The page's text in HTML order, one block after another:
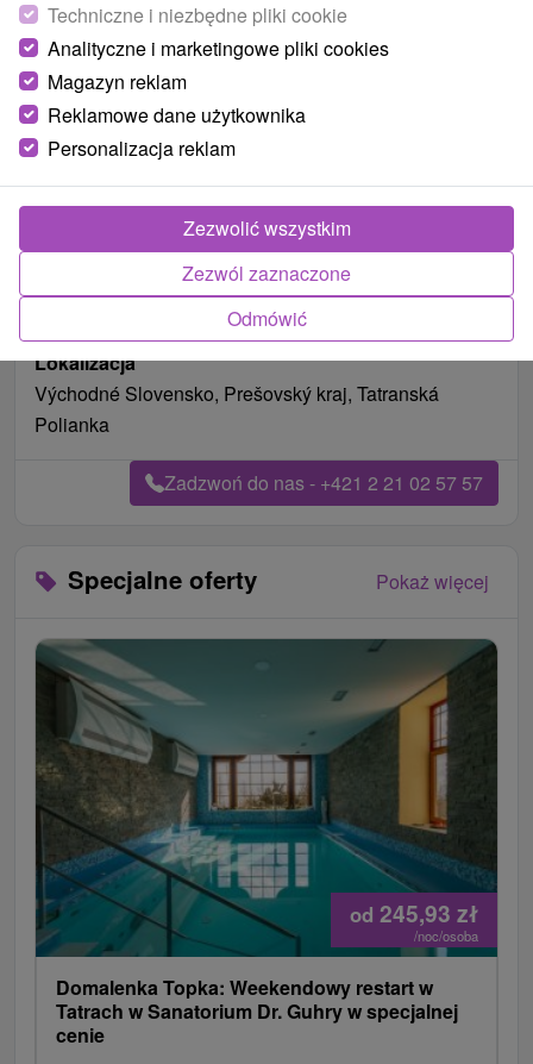
Lokalizacja
Východné Slovensko, Prešovský kraj, Tatranská
Polianka
Zadzwoń do nas - +421 2 21 02 57 57
Specjalne oferty Pokaż więcej
od 245,93 zł
/noc/osoba
Domalenka Topka: Weekendowy restart w
Tatrach w Sanatorium Dr. Guhry w specjalnej
cenie
Techniczne i niezbędne pliki cookie
Analityczne i marketingowe pliki cookies
Magazyn reklam
Reklamowe dane użytkownika
Personalizacja reklam
Odmówić
Zezwól zaznaczone
Zezwolić wszystkim